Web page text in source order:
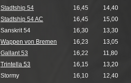
Stadtship 54 16,45 14,40
Stadtship 54 AC 16,45 15,00
Sanskrit 54 16,30 13,30
Wappen von Bremen 16,23 13,05
Gallant 53 16,22 11,80
Trintella 53 16,15 13,20
Stormy 16,10 12,40